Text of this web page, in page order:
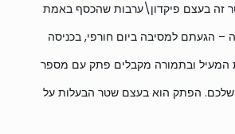
זה בעצם פיקדון\ערבות שהכסף באמת
הגעתם למסיבה ביום חורפי, בכניסה
ובתמורה מקבלים פתק עם מספר
שלכם. הפתק הוא בעצם שטר הבעלות על